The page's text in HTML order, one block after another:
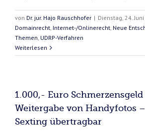
von Dr. jur. Hajo Rauschhofer | Dienstag, 24.
Domainrecht Internet-/Onlinerecht Neue
Themen UDRP-Verfahren
Weiterlesen
1.000,- Euro
Weitergabe von Handyfotos
Sexting übertragbar